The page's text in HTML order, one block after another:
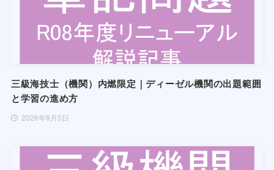
三級海技士（機関）内燃限定｜ディーゼル機関の出題範囲
と学習の進め方
2026年8月5日